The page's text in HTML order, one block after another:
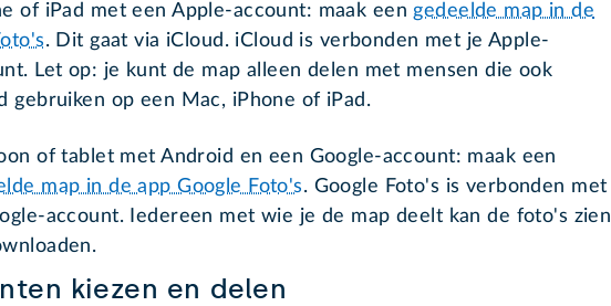
of iPad met een Apple-account: maak een gedeelde map in de
. Dit gaat via iCloud. iCloud is verbonden met je Apple-
Let op: je kunt de map alleen delen met mensen die ook
gebruiken op een Mac, iPhone of iPad.
of tablet met Android en een Google-account: maak een
map in de app Google Foto's. Google Foto's is verbonden met
account. Iedereen met wie je de map deelt kan de foto's zien
kiezen en delen